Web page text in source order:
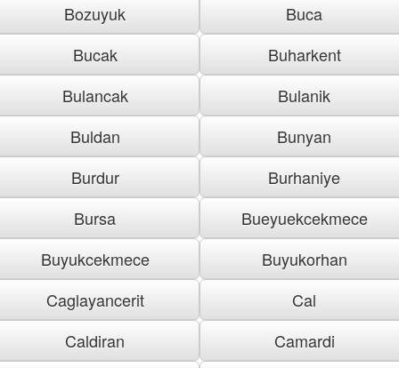
Bozuyuk
Buca
Bucak
Buharkent
Bulancak
Bulanik
Buldan
Bunyan
Burdur
Burhaniye
Bursa
Bueyuekcekmece
Buyukcekmece
Buyukorhan
Caglayancerit
Cal
Caldiran
Camardi